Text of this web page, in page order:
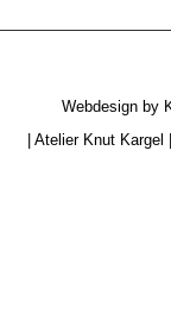
Webdesign by
|Atelier Knut Kargel